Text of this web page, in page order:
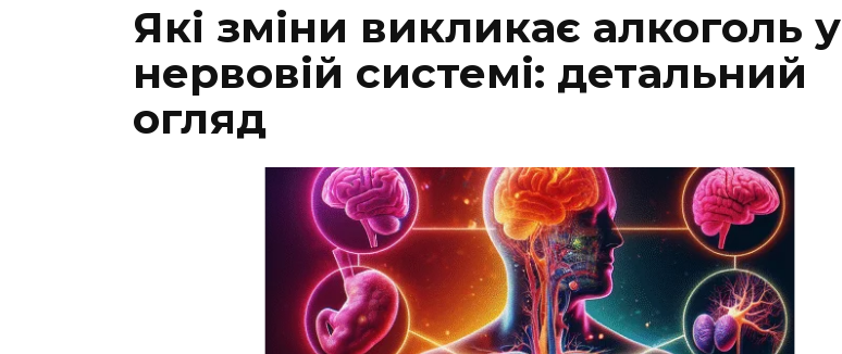
Які зміни викликає алкоголь у
нервовій системі: детальний
огляд